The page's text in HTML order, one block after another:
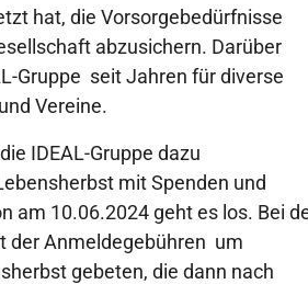
hat, die Vorsorgebedürfnisse
abzusichern. Darüber
Gruppe seit Jahren für diverse
Vereine.
IDEAL-Gruppe dazu
mit Spenden und
am 10.06.2024 geht es los. Bei
der Anmeldegebühren um
gebeten, die dann nach